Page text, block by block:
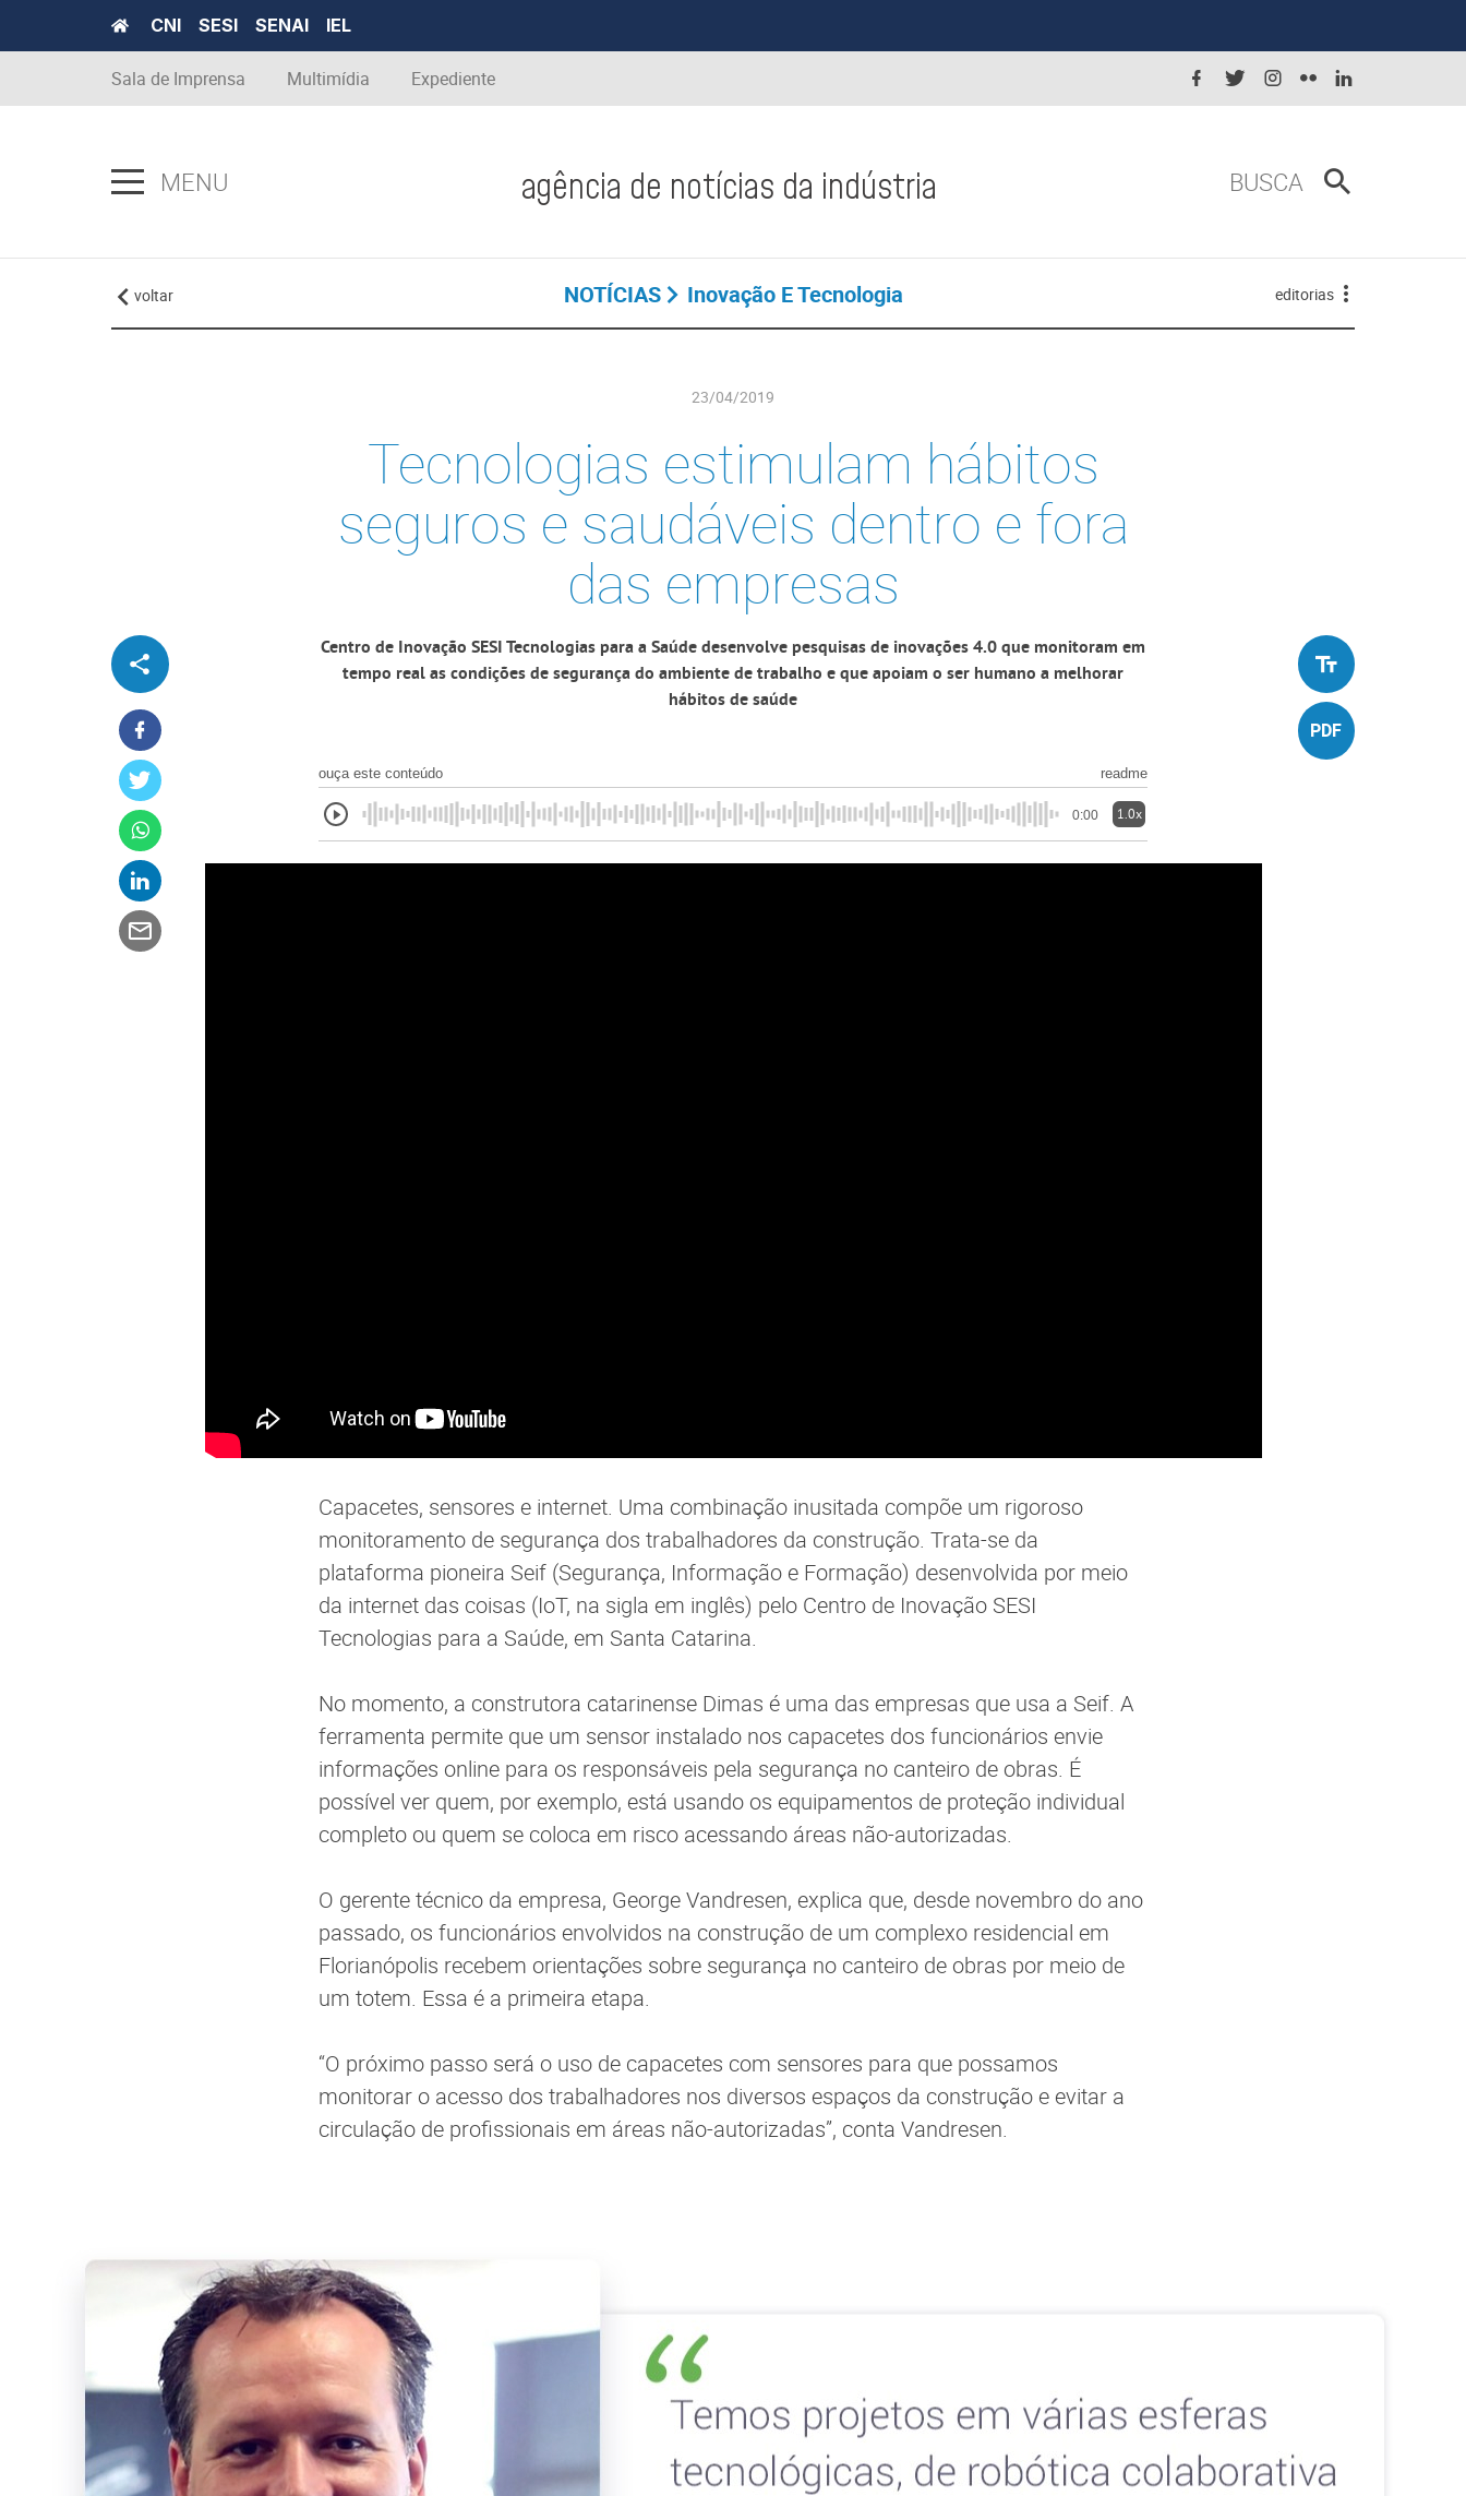
CNI SESI SENAI IEL
Sala de Imprensa Multimídia Expediente
MENU agência de notícias da indústria BUSCA
voltar NOTÍCIAS Inovação E Tecnologia editorias
23/04/2019
Tecnologias estimulam hábitos
seguros e saudáveis dentro e fora
das empresas
Centro de Inovação SESI Tecnologias para a Saúde desenvolve pesquisas de inovações 4.0 que monitoram em
tempo real as condições de segurança do ambiente de trabalho e que apoiam o ser humano a melhorar
hábitos de saúde
ouça este conteúdo readme
0:00 1.0x
Capacetes, sensores e internet. Uma combinação inusitada compõe um rigoroso
monitoramento de segurança dos trabalhadores da construção. Trata-se da
plataforma pioneira Seif (Segurança, Informação e Formação) desenvolvida por meio
da internet das coisas (IoT, na sigla em inglês) pelo Centro de Inovação SESI
Tecnologias para a Saúde, em Santa Catarina.
No momento, a construtora catarinense Dimas é uma das empresas que usa a Seif. A
ferramenta permite que um sensor instalado nos capacetes dos funcionários envie
informações online para os responsáveis pela segurança no canteiro de obras. É
possível ver quem, por exemplo, está usando os equipamentos de proteção individual
completo ou quem se coloca em risco acessando áreas não-autorizadas.
O gerente técnico da empresa, George Vandresen, explica que, desde novembro do ano
passado, os funcionários envolvidos na construção de um complexo residencial em
Florianópolis recebem orientações sobre segurança no canteiro de obras por meio de
um totem. Essa é a primeira etapa.
“O próximo passo será o uso de capacetes com sensores para que possamos
monitorar o acesso dos trabalhadores nos diversos espaços da construção e evitar a
circulação de profissionais em áreas não-autorizadas”, conta Vandresen.